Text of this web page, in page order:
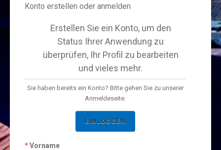
Konto erstellen oder anmelden
Erstellen Sie ein Konto, um den
Status Ihrer Anwendung zu
überprüfen, Ihr Profil zu bearbeiten
und vieles mehr.
Sie haben bereits ein Konto? Bitte gehen Sie zu unserer
Anmeldeseite:
EINLOGGEN
Vorname